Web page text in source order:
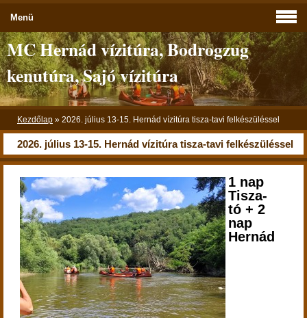
MC Hernád vízitúra, Bodrogzug
kenutúra, Sajó vízitúra
Kezdőlap » 2026. július 13-15. Hernád vízitúra tisza-tavi felkészüléssel
2026. július 13-15. Hernád vízitúra tisza-tavi felkészüléssel
1 nap
Tisza-
tó + 2
nap
Hernád
Menü